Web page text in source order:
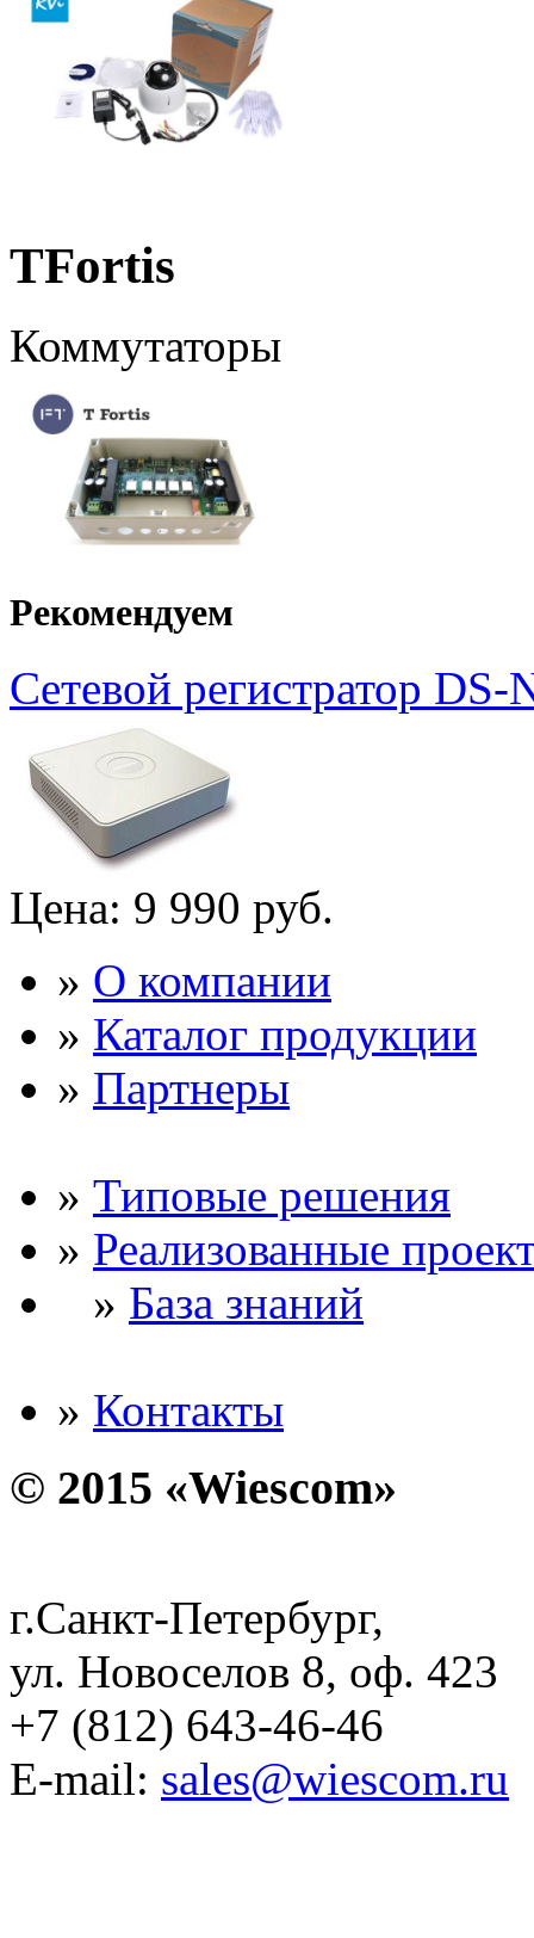
TFortis
Коммутаторы
Рекомендуем
Сетевой регистратор DS-
Цена: 9 990 руб.
» О компании
» Каталог продукции
» Партнеры
» Типовые решения
» Реализованные
» База знаний
» Контакты
© 2015 «Wiescom»
г.Санкт-Петербург,
ул. Новоселов 8, оф. 423
+7 (812) 643-46-46
E-mail: sales@wiescom.ru